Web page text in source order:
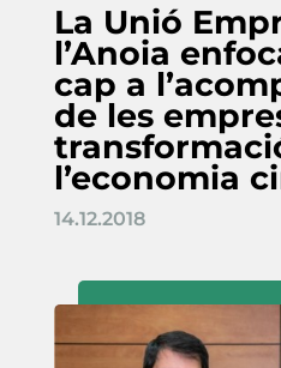
La Unió
l’Anoia
cap a
de les
l’economia
14.12.2018